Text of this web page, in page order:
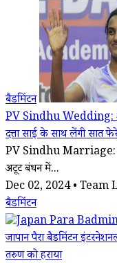
बैडमिंटन
PV Sindhu Wedding:
दत्ता साई के साथ लेंगी सात
PV Sindhu Marriage:
अटूट बंधन में...
Dec 02, 2024 • Team
बैडमिंटन